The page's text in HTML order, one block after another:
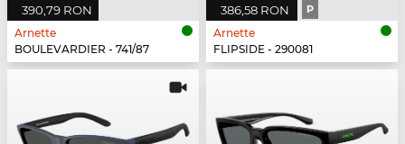
390,79 RON
Arnette
BOULEVARDIER - 741/87
386,58 RON P
Arnette
FLIPSIDE - 290081